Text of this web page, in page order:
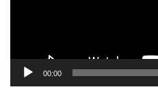
00:00